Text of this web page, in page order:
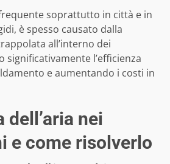
soprattutto in città e in
è spesso causato dalla
all’interno dei
l’efficienza
e aumentando i costi in
dell’aria nei
e come risolverlo